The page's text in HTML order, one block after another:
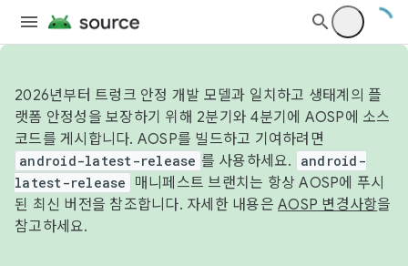
2026년부터 트렁크 안정 개발 모델과 일치하고 생태계의 플
랫폼 안정성을 보장하기 위해 2분기와 4분기에 AOSP에 소스
코드를 게시합니다. AOSP를 빌드하고 기여하려면
android-latest-release 를 사용하세요.
android-
latest-release
매니페스트 브랜치는 항상 AOSP에 푸시
된 최신 버전을 참조합니다. 자세한 내용은 AOSP 변경사항을
참고하세요.